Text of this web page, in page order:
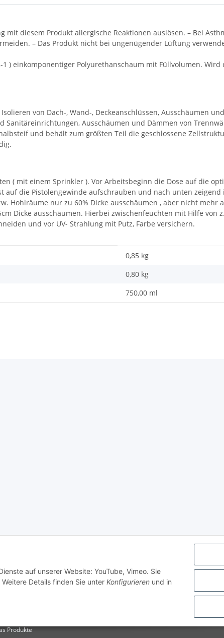
auf unserer Website: YouTube, Vimeo. Sie
Details finden Sie unter Konfigurieren und in
diesem Produkt allergische Reaktionen auslösen. – Bei
– Das Produkt nicht bei ungenügender Lüftung
1 ) einkomponentiger Polyurethanschaum mit Füllvolumen.
von Dach-, Wand-, Deckeanschlüssen, Ausschäumen
Ausschäumen und Dämmen von
und behält zum größten Teil die geschlossene
( mit einem Sprinkler ). Vor Arbeitsbeginn die Dose auf die
auf die Pistolengewinde aufschrauben und nach unten
Hohlräume nur zu 60% Dicke ausschäumen , aber nicht mehr
Dicke ausschäumen. Hierbei zwischenfeuchten mit Hilfe von
und vor UV- Strahlung mit Putz, Farbe versichern.
0,85 kg
0,80 kg
750,00 ml
Produkte